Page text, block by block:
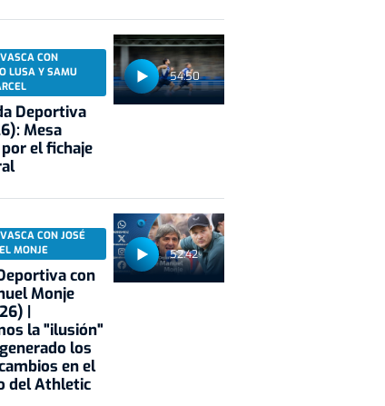
54:50
CON
LUSA Y SAMU
Deportiva
Mesa
el fichaje
52:42
CON JOSÉ
MONJE
con
Monje
|
la "ilusión"
los
en el
del Athletic